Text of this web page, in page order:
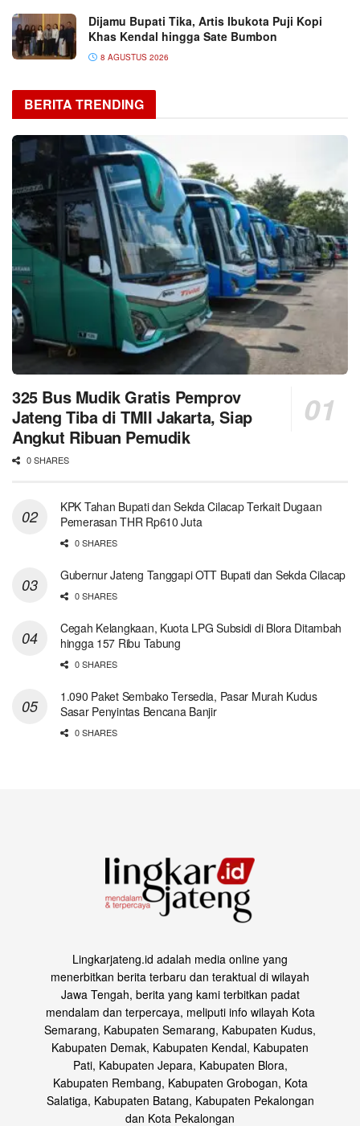
Dijamu Bupati Tika, Artis Ibukota Puji Kopi
Khas Kendal hingga Sate Bumbon
8 AGUSTUS 2026
BERITA TRENDING
325 Bus Mudik Gratis Pemprov
Jateng Tiba di TMII Jakarta, Siap
Angkut Ribuan Pemudik
0 SHARES
KPK Tahan Bupati dan Sekda Cilacap Terkait Dugaan
Pemerasan THR Rp610 Juta
0 SHARES
Gubernur Jateng Tanggapi OTT Bupati dan Sekda Cilacap
0 SHARES
Cegah Kelangkaan, Kuota LPG Subsidi di Blora Ditambah
hingga 157 Ribu Tabung
0 SHARES
1.090 Paket Sembako Tersedia, Pasar Murah Kudus
Sasar Penyintas Bencana Banjir
0 SHARES
Lingkarjateng.id adalah media online yang
menerbitkan berita terbaru dan teraktual di wilayah
Jawa Tengah, berita yang kami terbitkan padat
mendalam dan terpercaya, meliputi info wilayah Kota
Semarang, Kabupaten Semarang, Kabupaten Kudus,
Kabupaten Demak, Kabupaten Kendal, Kabupaten
Pati, Kabupaten Jepara, Kabupaten Blora,
Kabupaten Rembang, Kabupaten Grobogan, Kota
Salatiga, Kabupaten Batang, Kabupaten Pekalongan
dan Kota Pekalongan